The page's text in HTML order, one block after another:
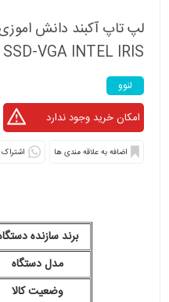
VGA INTEL IRIS
لنوو
برند سازنده
مدل دستگاه
وضعیت کالا